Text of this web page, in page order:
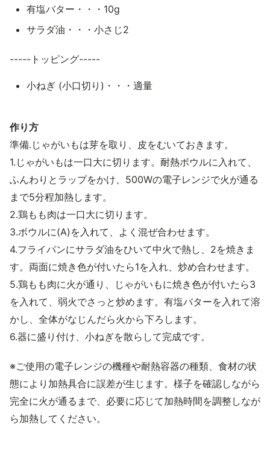
有塩バター・・・10g
サラダ油・・・小さじ2
-----トッピング-----
小ねぎ (小口切り)・・・適量
作り方
準備.じゃがいもは芽を取り、皮をむいておきます。
1.じゃがいもは一口大に切ります。耐熱ボウルに入れて、
ふんわりとラップをかけ、500Wの電子レンジで火が通る
まで5分程加熱します。
2.鶏もも肉は一口大に切ります。
3.ボウルに(A)を入れて、よく混ぜ合わせます。
4.フライパンにサラダ油をひいて中火で熱し、2を焼きま
す。両面に焼き色が付いたら1を入れ、炒め合わせます。
5.鶏もも肉に火が通り、じゃがいもに焼き色が付いたら3
を入れて、弱火でさっと炒めます。有塩バターを入れて溶
かし、全体がなじんだら火から下ろします。
6.器に盛り付け、小ねぎを散らして完成です。
※ご使用の電子レンジの機種や耐熱容器の種類、食材の状
態により加熱具合に誤差が生じます。様子を確認しながら
完全に火が通るまで、必要に応じて加熱時間を調整しなが
ら加熱してください。